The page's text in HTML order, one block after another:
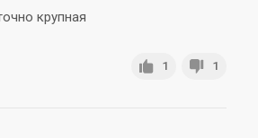
крупная
1 1